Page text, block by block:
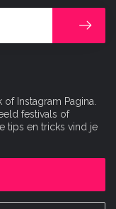
Instagram Pagina.
festivals of
tips en tricks vind je